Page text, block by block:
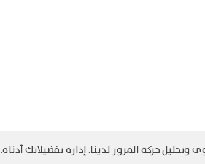
محفوظةسياسة و الخصوصية
حركة المرور لدينا. إدارة تفضيلاتك أدناه.